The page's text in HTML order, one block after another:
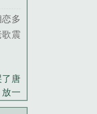
多
震
唐
放一
五百